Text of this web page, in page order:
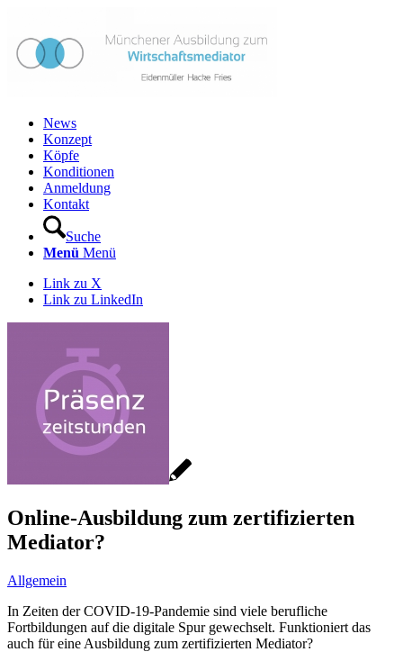
News
Konzept
Köpfe
Konditionen
Anmeldung
Kontakt
Suche
Menü Menü
Link zu X
Link zu LinkedIn
Online-Ausbildung zum zertifizierten
Mediator?
Allgemein
In Zeiten der COVID-19-Pandemie sind viele berufliche
Fortbildungen auf die digitale Spur gewechselt. Funktioniert das
auch für eine Ausbildung zum zertifizierten Mediator?